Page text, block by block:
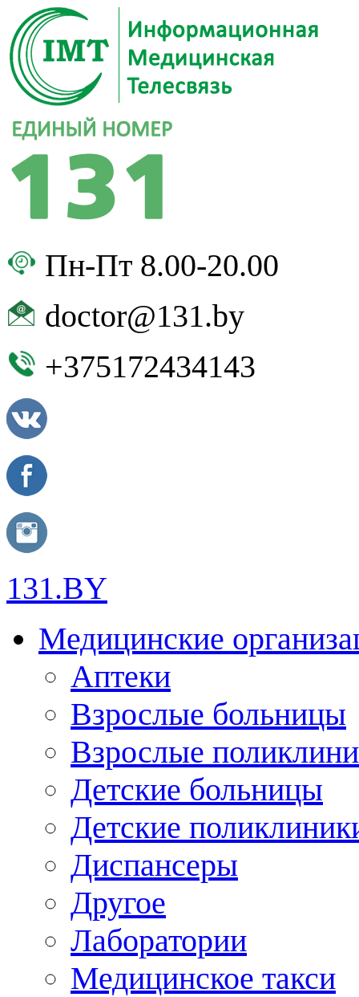
Пн-Пт 8.00-20.00
doctor@131.by
+375172434143
131.BY
Медицинские
Аптеки
Взрослые больницы
Взрослые
Детские больницы
Детские
Диспансеры
Другое
Лаборатории
Медицинское такси